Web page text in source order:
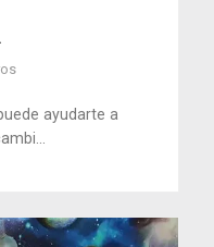
ayudarte a